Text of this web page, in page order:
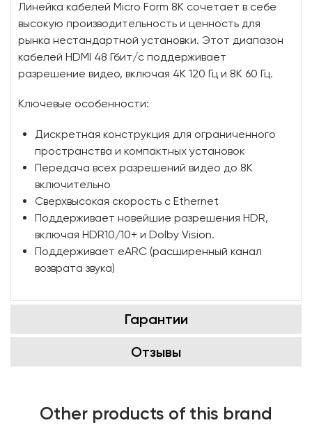
Линейка кабелей Micro Form 8K сочетает в себе
высокую производительность и ценность для
рынка нестандартной установки. Этот диапазон
кабелей HDMI 48 Гбит/с поддерживает
разрешение видео, включая 4K 120 Гц и 8K 60 Гц.
Ключевые особенности:
Дискретная конструкция для ограниченного
пространства и компактных установок
Передача всех разрешений видео до 8K
включительно
Сверхвысокая скорость с Ethernet
Поддерживает новейшие разрешения HDR,
включая HDR10/10+ и Dolby Vision.
Поддерживает eARC (расширенный канал
возврата звука)
Гарантии
Отзывы
Other products of this brand